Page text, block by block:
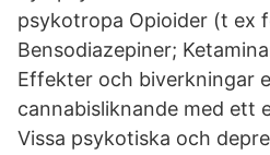
psykotropa Opioider (t ex
Bensodiazepiner;
Effekter och biverkningar
cannabisliknande med ett
Vissa psykotiska och